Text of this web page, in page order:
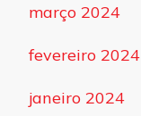
março 2024
fevereiro 2024
janeiro 2024